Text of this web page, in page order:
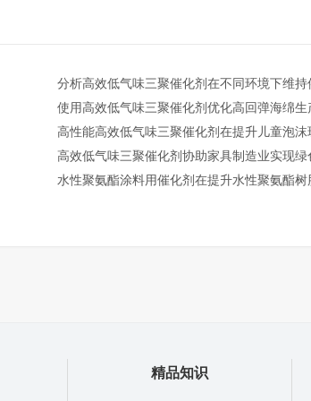
分析高效低气味三聚催化剂在不同环境下维持
使用高效低气味三聚催化剂优化高回弹海绵生
高性能高效低气味三聚催化剂在提升儿童泡沫
高效低气味三聚催化剂协助家具制造业实现绿
水性聚氨酯涂料用催化剂在提升水性聚氨酯树
精品知识